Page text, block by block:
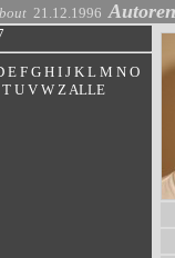
21.12.1996 Autoren
E F G H I J K L M N O
T U V W ZALLE